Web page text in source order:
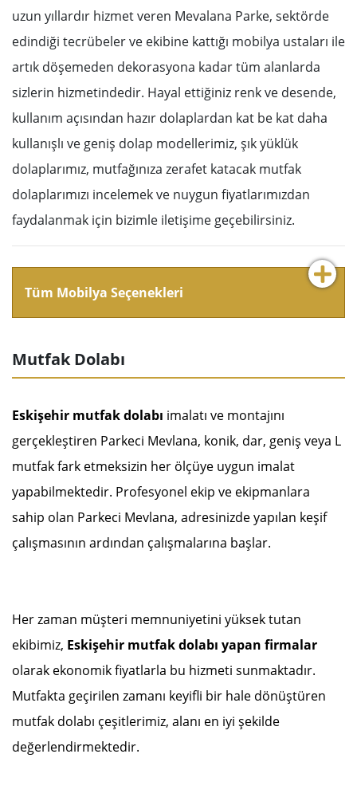
uzun yıllardır hizmet veren Mevalana Parke, sektörde
edindiği tecrübeler ve ekibine kattığı mobilya ustaları ile
artık döşemeden dekorasyona kadar tüm alanlarda
sizlerin hizmetindedir. Hayal ettiğiniz renk ve desende,
kullanım açısından hazır dolaplardan kat be kat daha
kullanışlı ve geniş dolap modellerimiz, şık yüklük
dolaplarımız, mutfağınıza zerafet katacak mutfak
dolaplarımızı incelemek ve nuygun fiyatlarımızdan
faydalanmak için bizimle iletişime geçebilirsiniz.
Tüm Mobilya Seçenekleri
Mutfak Dolabı
Eskişehir mutfak dolabı imalatı ve montajını
gerçekleştiren Parkeci Mevlana, konik, dar, geniş veya L
mutfak fark etmeksizin her ölçüye uygun imalat
yapabilmektedir. Profesyonel ekip ve ekipmanlara
sahip olan Parkeci Mevlana, adresinizde yapılan keşif
çalışmasının ardından çalışmalarına başlar.
Her zaman müşteri memnuniyetini yüksek tutan
ekibimiz, Eskişehir mutfak dolabı yapan firmalar
olarak ekonomik fiyatlarla bu hizmeti sunmaktadır.
Mutfakta geçirilen zamanı keyifli bir hale dönüştüren
mutfak dolabı çeşitlerimiz, alanı en iyi şekilde
değerlendirmektedir.